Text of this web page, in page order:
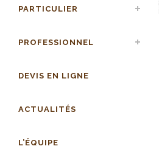
PARTICULIER
PROFESSIONNEL
DEVIS EN LIGNE
ACTUALITÉS
L’ÉQUIPE